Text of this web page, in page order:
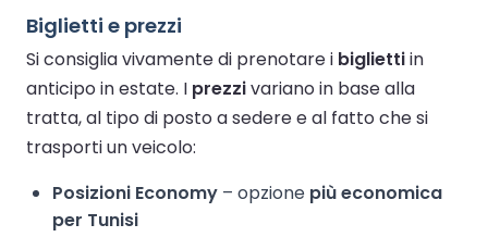
Biglietti e prezzi
Si consiglia vivamente di prenotare i bigliettiin
anticipo in estate. I prezzivariano in base alla
tratta, al tipo di posto a sedere e al fatto che si
trasporti un veicolo:
Posizioni Economy – opzione più economica
per Tunisi